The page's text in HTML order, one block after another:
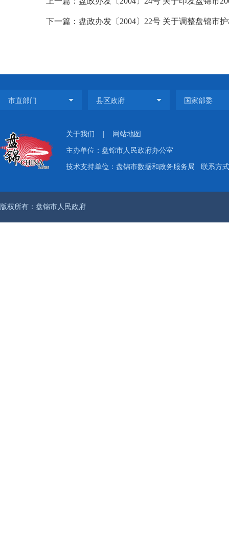
下一篇：盘政办发〔2004〕22号 关于调整盘锦市
关于我们 网站地图
主办单位：盘锦市人民政府办公室
技术支持单位：盘锦市数据和政务服务局 联系方
版权所有：盘锦市人民政府